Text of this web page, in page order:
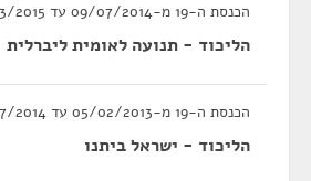
הכנסת ה-19 מ-09/07/2014 עד 31/03/2015
הליכוד - תנועה לאומית ליברלית
הכנסת ה-19 מ-05/02/2013 עד 09/07/2014
הליכוד - ישראל ביתנו